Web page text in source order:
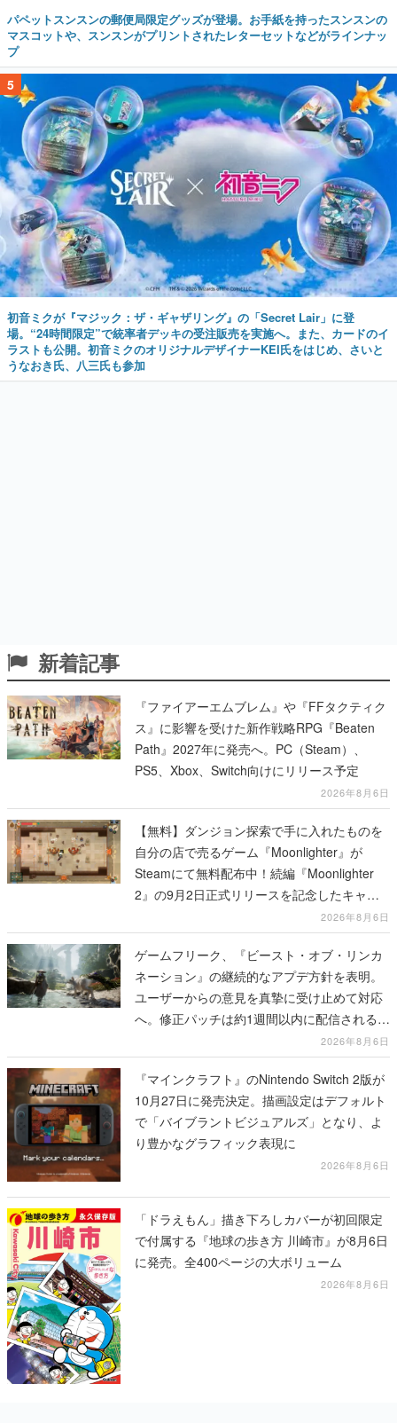
パペットスンスンの郵便局限定グッズが登場。お手紙を持ったスンスンの
マスコットや、スンスンがプリントされたレターセットなどがラインナッ
プ
5
初音ミクが『マジック：ザ・ギャザリング』の「Secret Lair」に登
場。“24時間限定”で統率者デッキの受注販売を実施へ。また、カードのイ
ラストも公開。初音ミクのオリジナルデザイナーKEI氏をはじめ、さいと
うなおき氏、八三氏も参加
新着記事
『ファイアーエムブレム』や『FFタクティク
ス』に影響を受けた新作戦略RPG『Beaten
Path』2027年に発売へ。PC（Steam）、
PS5、Xbox、Switch向けにリリース予定
2026年8月6日
【無料】ダンジョン探索で手に入れたものを
自分の店で売るゲーム『Moonlighter』が
Steamにて無料配布中！続編『Moonlighter
2』の9月2日正式リリースを記念したキャン
2026年8月6日
ゲームフリーク、『ビースト・オブ・リンカ
ネーション』の継続的なアプデ方針を表明。
ユーザーからの意見を真摯に受け止めて対応
へ。修正パッチは約1週間以内に配信される予
2026年8月6日
『マインクラフト』のNintendo Switch 2版が
10月27日に発売決定。描画設定はデフォルト
で「バイブラントビジュアルズ」となり、よ
り豊かなグラフィック表現に
2026年8月6日
「ドラえもん」描き下ろしカバーが初回限定
で付属する『地球の歩き方 川崎市』が8月6日
に発売。全400ページの大ボリューム
2026年8月6日